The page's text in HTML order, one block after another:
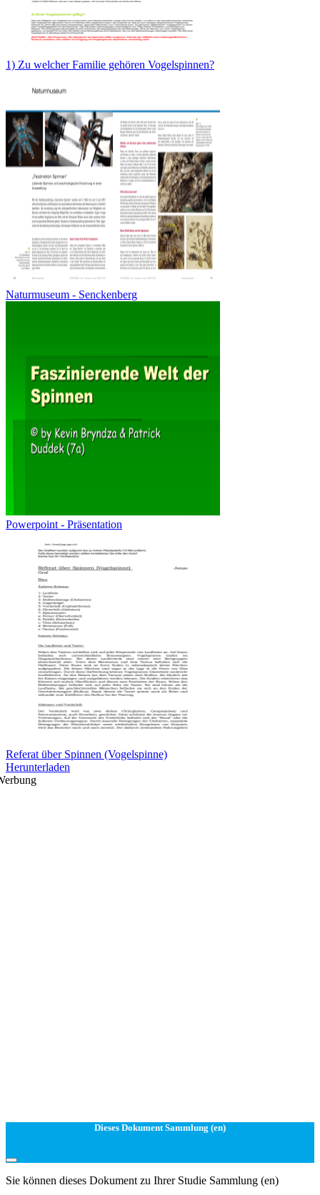
1) Zu welcher Familie gehören Vogelspinnen?
Naturmuseum - Senckenberg
Powerpoint - Präsentation
Referat über Spinnen (Vogelspinne)
Herunterladen
Dieses Dokument Sammlung (en)
Sie können dieses Dokument zu Ihrer Studie Sammlung (en)